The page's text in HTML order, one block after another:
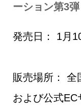
ーション第3弾
発売日： 1月
販売場所： 全
および公式EC